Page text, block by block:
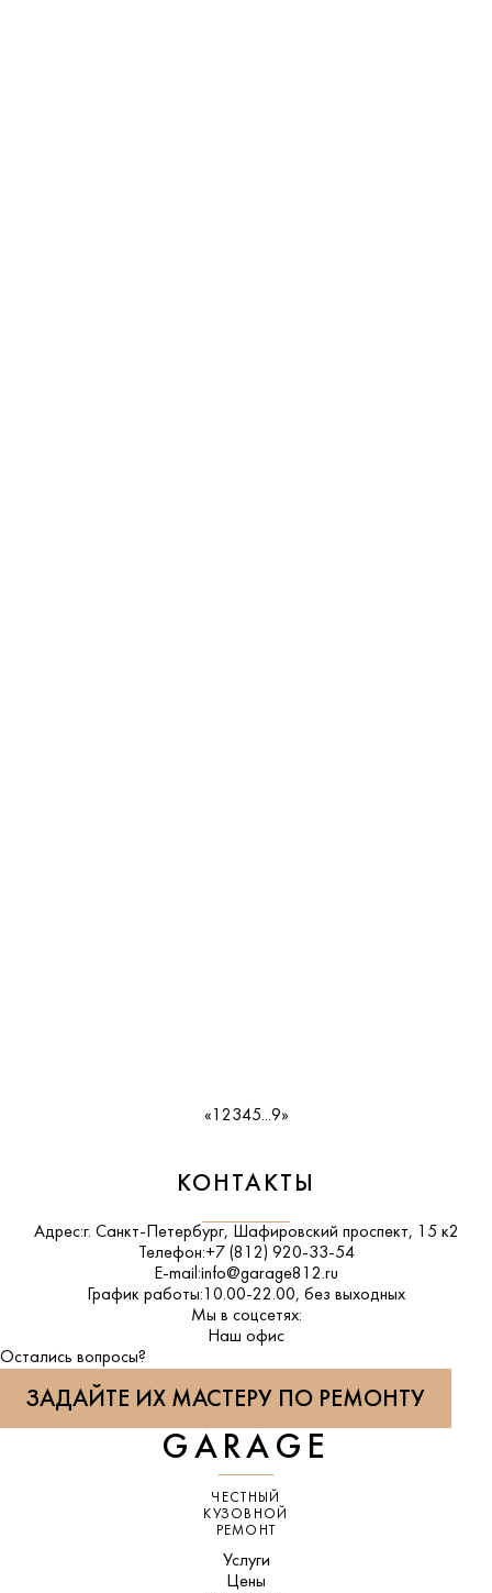
« 2345...9»
КОНТАКТЫ
Адрес:г. Санкт-Петербург, Шафировский проспект, 15 к2
Телефон:+7 (812) 920-33-54
E-mail:info@garage812.ru
График работы: 10.00-22.00, без выходных
Мы в соцсетях:
ВКонтакте
Наш офис
Остались вопросы?
ЗАДАЙТЕ ИХ МАСТЕРУ ПО РЕМОНТУ
GARAGE
ЧЕСТНЫЙ
КУЗОВНОЙ
РЕМОНТ
Услуги
Цены